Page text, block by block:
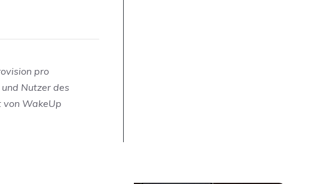
pro
Nutzer des
von WakeUp